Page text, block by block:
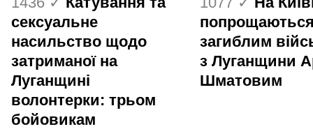
сексуальне
насильство щодо
затриманої на
Луганщині
волонтерки: трьом
бойовикам
загиблим
з Луганщини
Шматовим